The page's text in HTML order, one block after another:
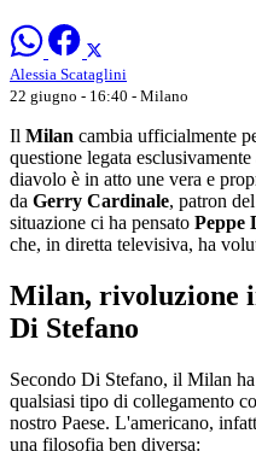
Alessia Scataglini
22 giugno - 16:40 - Milano
Il Milan cambia ufficialmente
questione legata
diavolo è in atto une vera e
da Gerry Cardinale, patron del
situazione ci ha pensato Peppe
che, in diretta televisiva, ha
Milan, rivoluzione
Di Stefano
Secondo Di Stefano, il Milan
qualsiasi tipo di collegamento
nostro Paese. L'americano,
una filosofia ben diversa: